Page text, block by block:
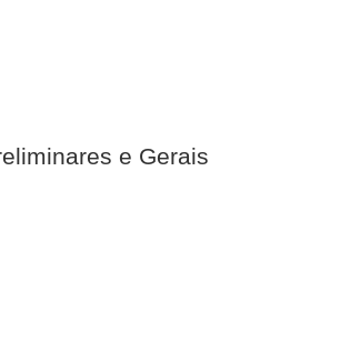
e Gerais